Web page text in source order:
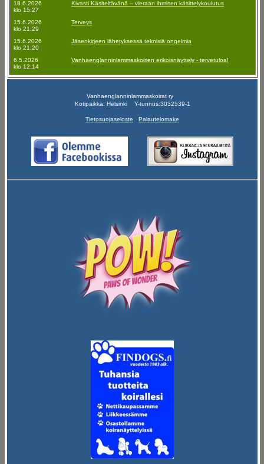
18.6.2026
klo 15:27
Kivasti Käsiteltävänä – vieraan ihmisen käsittelykoulutus
15.6.2026
klo 21:29
Terveys
15.6.2026
klo 21:20
Jäsenkirjeen lähetyksessä teknisiä ongelmia
6.5.2026
klo 12:14
Vanhaenglanninlammaskoirien erikoisnäyttely - tervetuloa!
Vanhaenglanninlammaskoirat ry
Kotipaikka: Helsinki Y-tunnus:3032539-1
Tietosuojaseloste Palautelomake